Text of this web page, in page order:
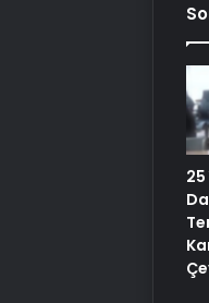
25